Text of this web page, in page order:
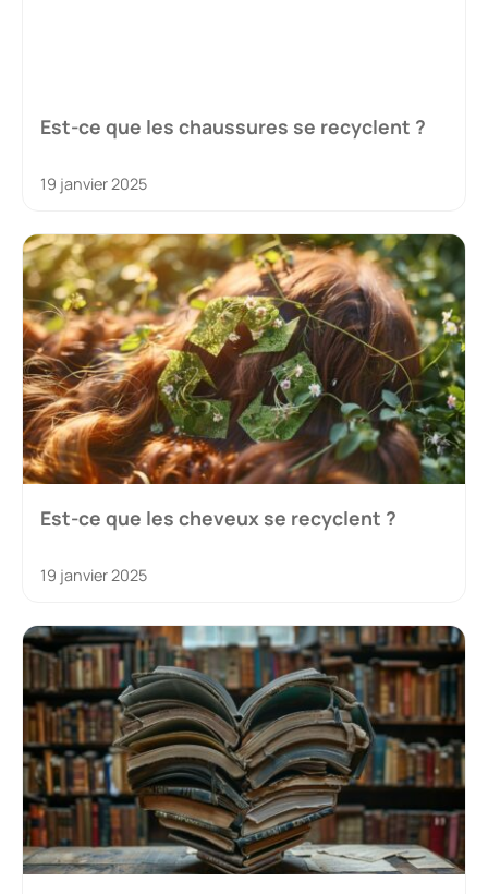
Est-ce que les chaussures se recyclent ?
19 janvier 2025
Est-ce que les cheveux se recyclent ?
19 janvier 2025